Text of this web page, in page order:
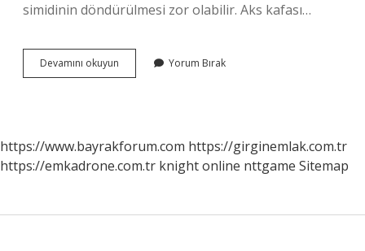
simidinin döndürülmesi zor olabilir. Aks kafası…
Devamını okuyun
Performansı
Yorum Bırak
https://www.bayrakforum.com https://girginemlak.com.tr
https://emkadrone.com.tr knight online nttgame Sitemap